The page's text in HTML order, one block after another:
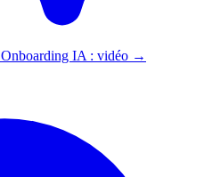
Onboarding IA : vidéo →